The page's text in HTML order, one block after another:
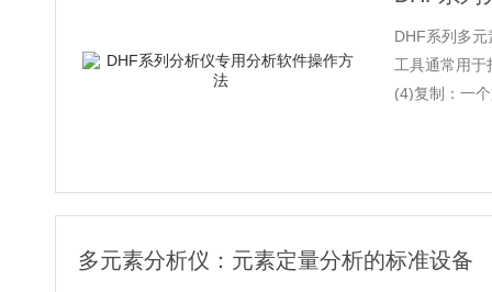
DHF系列多
工具通常用
(4)复制：一
多元素分析仪：元素定量分析的标准设备